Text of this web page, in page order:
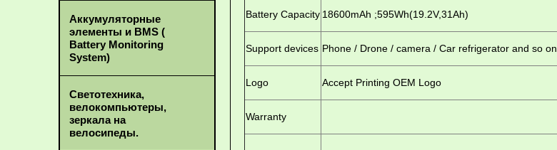
Battery Capacity 18600mAh ;595Wh(19.2V,31Ah)
Support devices Phone / Drone / camera / Car refrigerator and so on
Logo Accept Printing OEM Logo
Warranty
Аккумуляторные
элементы и BMS (
Battery Monitoring
System)
Светотехника,
велокомпьютеры,
зеркала на
велосипеды.